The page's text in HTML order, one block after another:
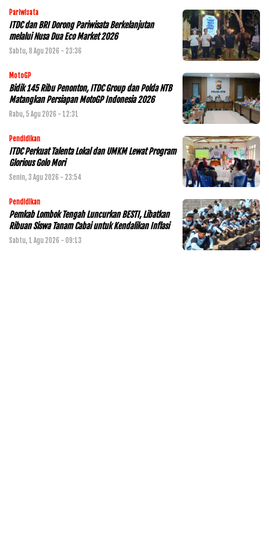
Pariwisata
ITDC dan BRI Dorong Pariwisata Berkelanjutan
melalui Nusa Dua Eco Market 2026
Sabtu, 8 Agu 2026 - 23:36
MotoGP
Bidik 145 Ribu Penonton, ITDC Group dan Polda NTB
Matangkan Persiapan MotoGP Indonesia 2026
Rabu, 5 Agu 2026 - 12:31
Pendidikan
ITDC Perkuat Talenta Lokal dan UMKM Lewat Program
Glorious Golo Mori
Senin, 3 Agu 2026 - 23:54
Pendidikan
Pemkab Lombok Tengah Luncurkan BESTI, Libatkan
Ribuan Siswa Tanam Cabai untuk Kendalikan Inflasi
Sabtu, 1 Agu 2026 - 09:13